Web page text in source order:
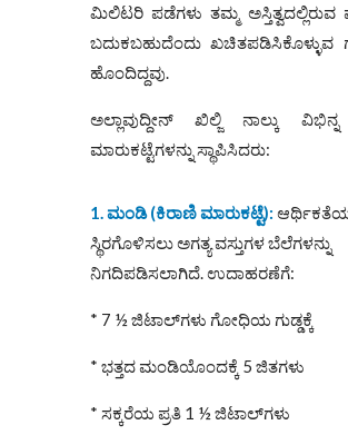
ಮಿಲಿಟರಿ ಪಡೆಗಳು ತಮ್ಮ ಅಸ್ತಿತ್ವದಲ್ಲಿರುವ
ಬದುಕಬಹುದೆಂದು ಖಚಿತಪಡಿಸಿಕೊಳ್ಳುವ
ಹೊಂದಿದ್ದವು.
ಅಲ್ಲಾವುದ್ದೀನ್ ಖಿಲ್ಜಿ ನಾಲ್ಕು
ಮಾರುಕಟ್ಟೆಗಳನ್ನು ಸ್ಥಾಪಿಸಿದರು:
1. ಮಂಡಿ (ಕಿರಾಣಿ ಮಾರುಕಟ್ಟೆ):
ಸ್ಥಿರಗೊಳಿಸಲು ಅಗತ್ಯ ವಸ್ತುಗಳ ಬೆಲೆಗಳನ್ನು
ನಿಗದಿಪಡಿಸಲಾಗಿದೆ. ಉದಾಹರಣೆಗೆ:
* 7 ½ ಜಿಟಾಲ್‌ಗಳು ಗೋಧಿಯ ಗುಡ್ಡಕ್ಕೆ
* ಭತ್ತದ ಮಂಡಿಯೊಂದಕ್ಕೆ 5 ಜಿತಗಳು
* ಸಕ್ಕರೆಯ ಪ್ರತಿ 1 ½ ಜಿಟಾಲ್‌ಗಳು